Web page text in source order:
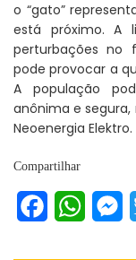
o “gato”
está próximo. A
perturbações no
pode provocar a
A população
anônima e segura,
Neoenergia Elektro.
Compartilhar
Facebook